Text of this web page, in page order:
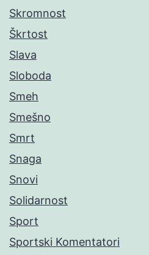
Skromnost
Škrtost
Slava
Sloboda
Smeh
Smešno
Smrt
Snaga
Snovi
Solidarnost
Sport
Sportski Komentatori